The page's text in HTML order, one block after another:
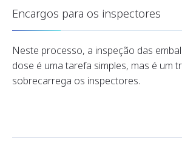
Encargos para os inspectores
Neste processo, a inspeção das
dose é uma tarefa simples, mas é um
sobrecarrega os inspectores.